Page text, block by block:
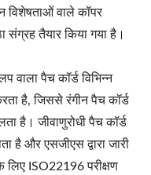
विशेषताओं वाले कॉपर
तैयार किया गया है।
वाला पैच कॉर्ड विभिन्न
है, जिससे रंगीन पैच कॉर्ड
है। जीवाणुरोधी पैच कॉर्ड
है और एसजीएस द्वारा जारी
ISO22196 परीक्षण